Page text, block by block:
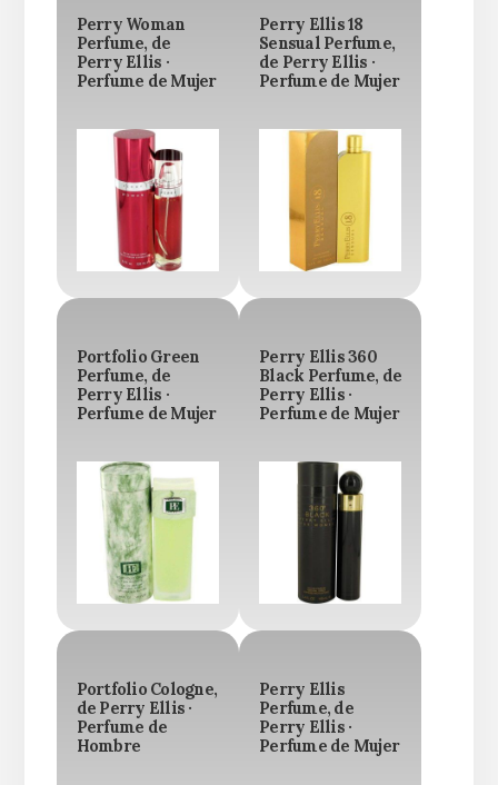
Perry Woman
Perfume, de
Perry Ellis ·
Perfume de Mujer
Perry Ellis 18
Sensual Perfume,
de Perry Ellis ·
Perfume de Mujer
Portfolio Green
Perfume, de
Perry Ellis ·
Perfume de Mujer
Perry Ellis 360
Black Perfume, de
Perry Ellis ·
Perfume de Mujer
Portfolio Cologne,
de Perry Ellis ·
Perfume de
Hombre
Perry Ellis
Perfume, de
Perry Ellis ·
Perfume de Mujer